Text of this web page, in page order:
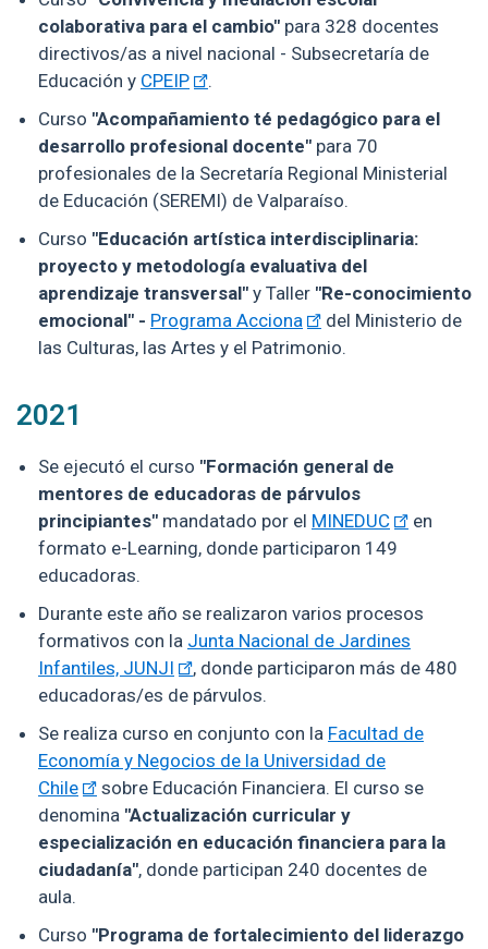
colaborativa para el cambio" para 328 docentes
directivos/as a nivel nacional - Subsecretaría de
Educación y CPEIP
.
Curso "Acompañamiento té pedagógico para el
desarrollo profesional docente" para 70
profesionales de la Secretaría Regional Ministerial
de Educación (SEREMI) de Valparaíso.
Curso "Educación artística interdisciplinaria:
proyecto y metodología evaluativa del
aprendizaje transversal" y Taller "Re-conocimiento
emocional" - Programa Acciona
del Ministerio de
las Culturas, las Artes y el Patrimonio.
2021
Se ejecutó el curso "Formación general de
mentores de educadoras de párvulos
principiantes" mandatado por el MINEDUC
en
formato e-Learning, donde participaron 149
educadoras.
Durante este año se realizaron varios procesos
formativos con la Junta Nacional de Jardines
Infantiles, JUNJI
, donde participaron más de 480
educadoras/es de párvulos.
Se realiza curso en conjunto con la Facultad de
Economía y Negocios de la Universidad de
Chile
sobre Educación Financiera. El curso se
denomina "Actualización curricular y
especialización en educación financiera para la
ciudadanía", donde participan 240 docentes de
aula.
Curso "Programa de fortalecimiento del liderazgo